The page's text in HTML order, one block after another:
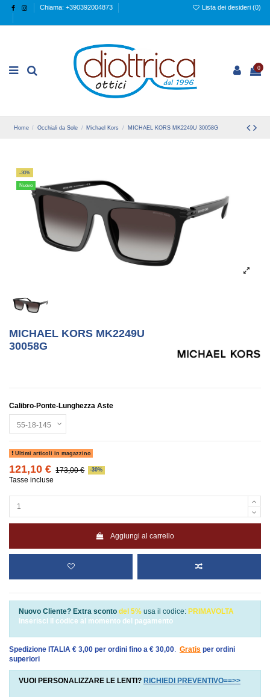
Chiama: +390392004873 Lista dei desideri (0)
0
Home Occhiali da Sole Michael Kors MICHAEL KORS MK2249U 30058G
-30%
Nuovo
MICHAEL KORS MK2249U
30058G
Calibro-Ponte-Lunghezza Aste
Ultimi articoli in magazzino
121,10 € 173,00 € -30%
Tasse incluse
Aggiungi al carrello
Nuovo Cliente? Extra sconto del 5% usa il codice: PRIMAVOLTA
Inserisci il codice al momento del pagamento
Spedizione ITALIA € 3,00 per ordini fino a € 30,00. Gratis per ordini
superiori
VUOI PERSONALIZZARE LE LENTI? RICHIEDI PREVENTIVO==>>